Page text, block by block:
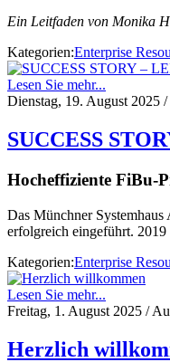
Ein Leitfaden von Monika
Kategorien:Enterprise
Lesen Sie mehr...
Dienstag, 19. August 2025 /
SUCCESS
Hocheffiziente FiBu-
Das Münchner
erfolgreich eingeführt.
Kategorien:Enterprise
Lesen Sie mehr...
Freitag, 1. August 2025 /
Herzlich